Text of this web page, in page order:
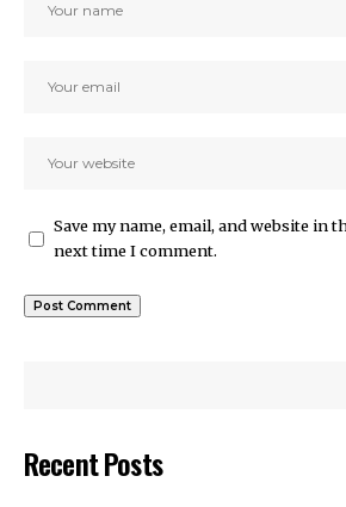
Save my name, email, and website in
next time I comment.
Recent Posts